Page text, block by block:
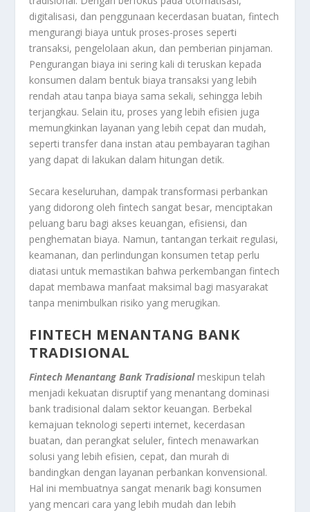
digitalisasi, dan penggunaan kecerdasan buatan, fintech
mengurangi biaya untuk proses-proses seperti
transaksi, pengelolaan akun, dan pemberian pinjaman.
Pengurangan biaya ini sering kali di teruskan kepada
konsumen dalam bentuk biaya transaksi yang lebih
rendah atau tanpa biaya sama sekali, sehingga lebih
terjangkau. Selain itu, proses yang lebih efisien juga
memungkinkan layanan yang lebih cepat dan mudah,
seperti transfer dana instan atau pembayaran tagihan
yang dapat di lakukan dalam hitungan detik.
Secara keseluruhan, dampak transformasi perbankan
yang didorong oleh fintech sangat besar, menciptakan
peluang baru bagi akses keuangan, efisiensi, dan
penghematan biaya. Namun, tantangan terkait regulasi,
keamanan, dan perlindungan konsumen tetap perlu
diatasi untuk memastikan bahwa perkembangan fintech
dapat membawa manfaat maksimal bagi masyarakat
tanpa menimbulkan risiko yang merugikan.
FINTECH MENANTANG BANK
TRADISIONAL
Fintech Menantang Bank Tradisionalmeskipun telah
menjadi kekuatan disruptif yang menantang dominasi
bank tradisional dalam sektor keuangan. Berbekal
kemajuan teknologi seperti internet, kecerdasan
buatan, dan perangkat seluler, fintech menawarkan
solusi yang lebih efisien, cepat, dan murah di
bandingkan dengan layanan perbankan konvensional.
Hal ini membuatnya sangat menarik bagi konsumen
yang mencari cara yang lebih mudah dan lebih